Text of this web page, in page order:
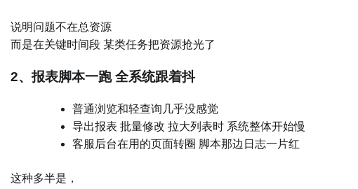
说明问题不在总资源
而是在关键时间段 某类任务把资源抢光了
2、报表脚本一跑 全系统跟着抖
普通浏览和轻查询几乎没感觉
导出报表 批量修改 拉大列表时 系统整体开始慢
客服后台在用的页面转圈 脚本那边日志一片红
这种多半是，